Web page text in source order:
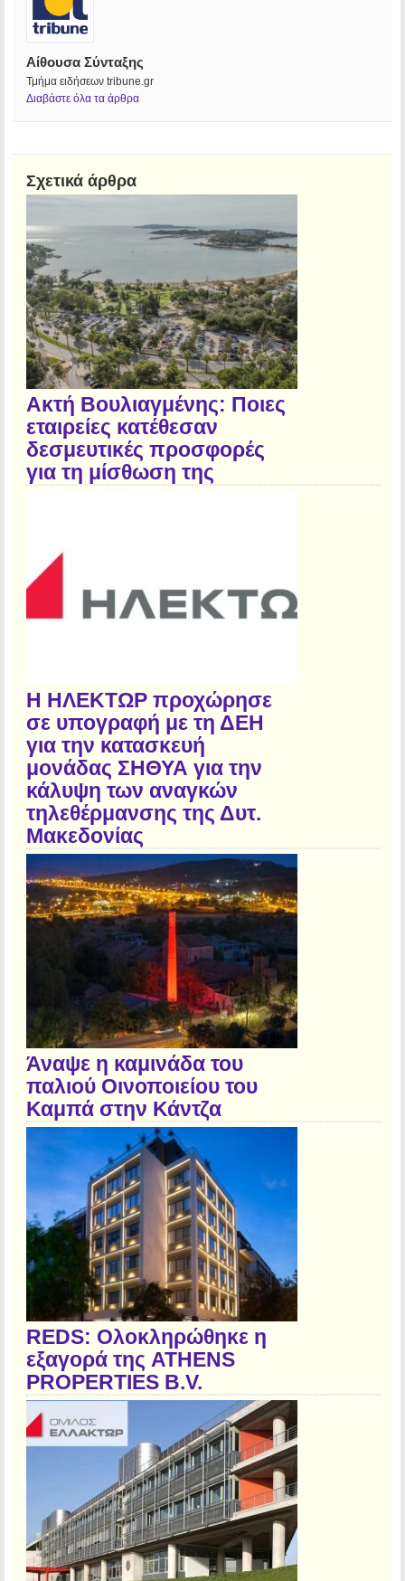
Αίθουσα Σύνταξης
Τμήμα ειδήσεων tribune.gr
Διαβάστε όλα τα άρθρα
Σχετικά άρθρα
Ακτή Βουλιαγμένης: Ποιες
εταιρείες κατέθεσαν
δεσμευτικές προσφορές
για τη μίσθωση της
Η ΗΛΕΚΤΩΡ προχώρησε
σε υπογραφή με τη ΔΕΗ
για την κατασκευή
μονάδας ΣΗΘΥΑ για την
κάλυψη των αναγκών
τηλεθέρμανσης της Δυτ.
Μακεδονίας
Άναψε η καμινάδα του
παλιού Οινοποιείου του
Καμπά στην Κάντζα
REDS: Ολοκληρώθηκε η
εξαγορά της ATHENS
PROPERTIES B.V.